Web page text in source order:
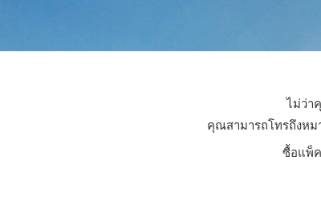
ไม่ว่า
คุณสามารถโทรถึงหม
ซื้อแพ็